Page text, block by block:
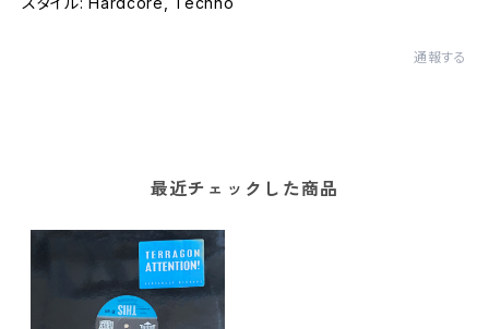
通報する
最近チェックした商品